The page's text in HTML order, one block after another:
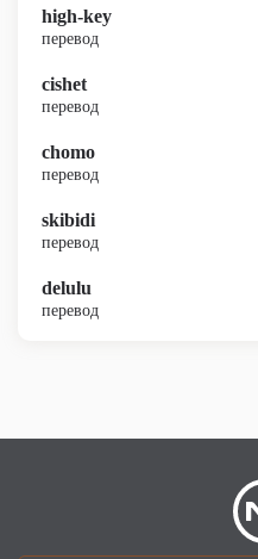
high-key
перевод
cishet
перевод
chomo
перевод
skibidi
перевод
delulu
перевод